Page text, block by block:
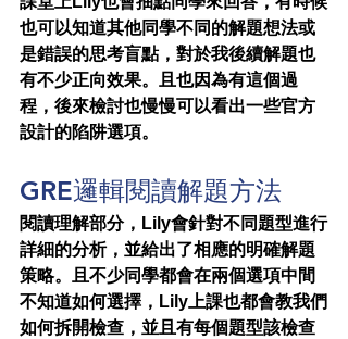
也可以知道其他同學不同的解題想法或
是錯誤的思考盲點，對於我後續解題也
有不少正向效果。且也因為有這個過
程，後來檢討也慢慢可以看出一些官方
設計的陷阱選項。
GRE邏輯閱讀解題方法
閱讀理解部分，Lily會針對不同題型進行
詳細的分析，並給出了相應的明確解題
策略。且不少同學都會在兩個選項中間
不知道如何選擇，Lily上課也都會教我們
如何拆開檢查，並且有每個題型該檢查